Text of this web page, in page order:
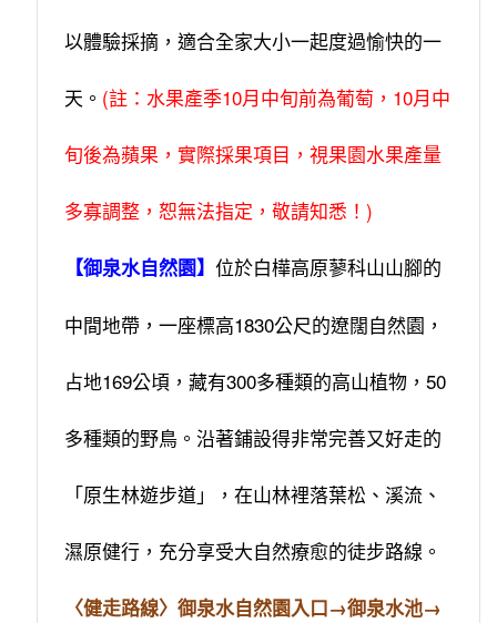
以體驗採摘，適合全家大小一起度過愉快的一
天。 (註：水果產季10月中旬前為葡萄，10月中
旬後為蘋果，實際採果項目，視果園水果產量
多寡調整，恕無法指定，敬請知悉！)
【御泉水自然園】 位於白樺高原蓼科山山腳的
中間地帶，一座標高1830公尺的遼闊自然園，
占地169公頃，藏有300多種類的高山植物，50
多種類的野鳥。沿著鋪設得非常完善又好走的
「原生林遊步道」，在山林裡落葉松、溪流、
濕原健行，充分享受大自然療愈的徒步路線。
〈健走路線〉御泉水自然園入口→御泉水池→